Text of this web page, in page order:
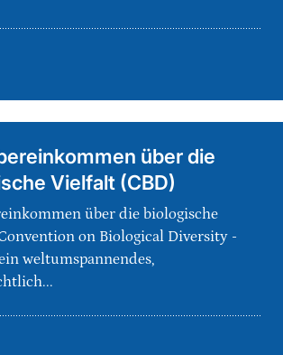
über die
Vielfalt (CBD)
über die biologische
on Biological Diversity -
weltumspannendes,